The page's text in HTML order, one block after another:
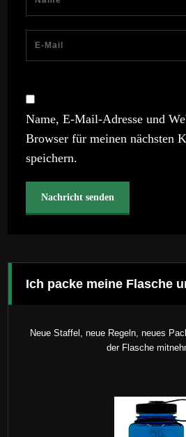
Name, E-Mail-Adresse und
Browser für meinen nächsten
speichern.
Ich packe meine Flasche
Neue Staffel, neue Regeln, neues
der Flasche